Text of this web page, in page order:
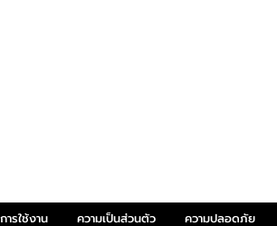
ารใช้งาน ความเป็นส่วนตัว
ความปลอดภัย